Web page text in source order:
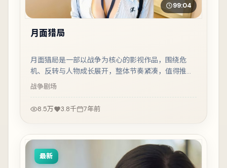
99:04
月面猎局
月面猎局是一部以战争为核心的影视作品，围绕危
机、反转与人物成长展开，整体节奏紧凑，值得推荐
观看。
战争剧场
8.5万 3.8千 7年前
最新